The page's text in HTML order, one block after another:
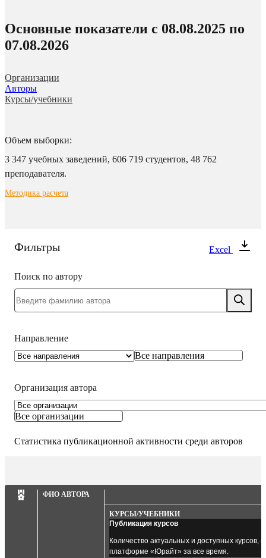
Основные показатели c 08.08.2025 по
07.08.2026
Организации
Авторы
Курсы/учебники
Объем выборки:
3 347 учебных заведений, 606 719 студентов, 48 762
преподавателя.
Методика расчета
Фильтры Excel
Поиск по автору
Направление
Все направления
Организация автора
Все организации
Статистика публикационной активности среди авторов
ФИО АВТОРА
КУРСЫ/УЧЕБНИКИ
Публикация курсов
Количество актуальных и доступных курсов,
платформе «Юрайт» за все время.